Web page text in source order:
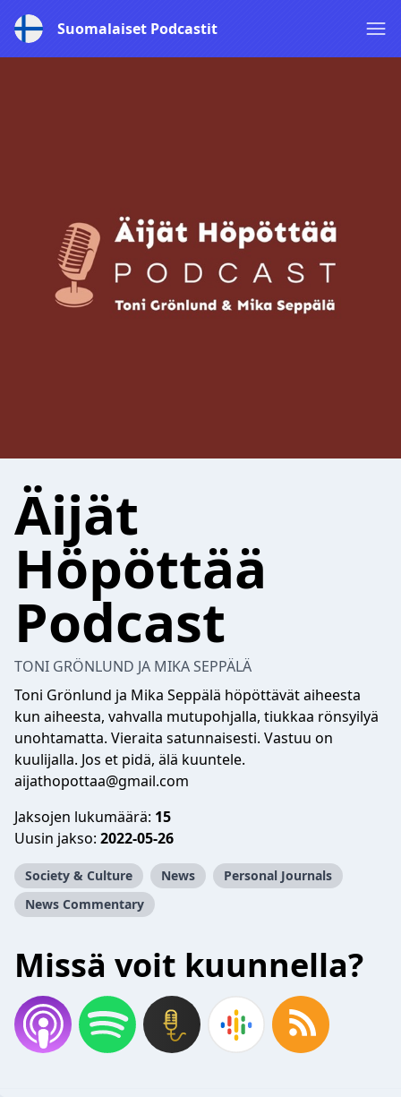
Suomalaiset Podcastit
Äijät
Höpöttää
Podcast
TONI GRÖNLUND JA MIKA SEPPÄLÄ
Toni Grönlund ja Mika Seppälä höpöttävät aiheesta
kun aiheesta, vahvalla mutupohjalla, tiukkaa rönsyilyä
unohtamatta. Vieraita satunnaisesti. Vastuu on
kuulijalla. Jos et pidä, älä kuuntele.
aijathopottaa@gmail.com
Jaksojen lukumäärä: 15
Uusin jakso: 2022-05-26
Society & Culture News
Personal Journals
News Commentary
Missä voit kuunnella?